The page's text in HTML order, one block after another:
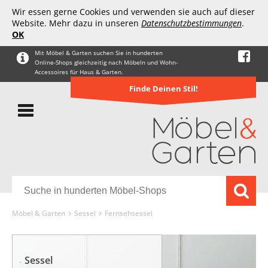
Wir essen gerne Cookies und verwenden sie auch auf dieser
Website. Mehr dazu in unseren Datenschutzbestimmungen.
OK
Mit Möbel & Garten suchen Sie in hunderten
Online-Shops gleichzeitig nach Möbeln und Wohn-
Accessoires für Haus & Garten.
Finde Deinen Stil!
Möbel & Garten Sessel Fernsehsessel
Sessel